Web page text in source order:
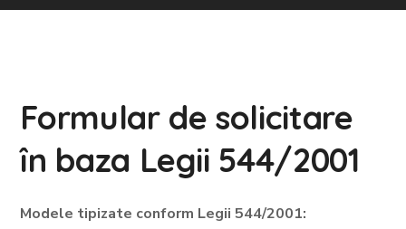
Formular de solicitare
în baza Legii 544/2001
Modele tipizate conform Legii 544/2001: